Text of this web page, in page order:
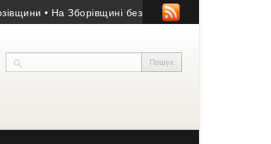
• На Зборівщині безвісти зник чоловік із